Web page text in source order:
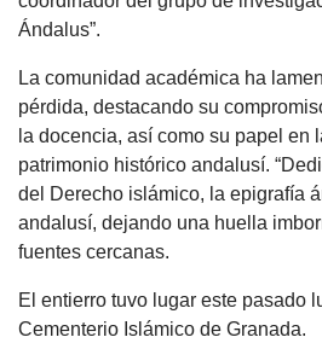
Ándalus”.
La comunidad académica ha
pérdida, destacando su
la docencia, así como su papel en
patrimonio histórico andalusí.
del Derecho islámico, la epigrafía
andalusí, dejando una huella
fuentes cercanas.
El entierro tuvo lugar este pasado
Cementerio Islámico de Granada.